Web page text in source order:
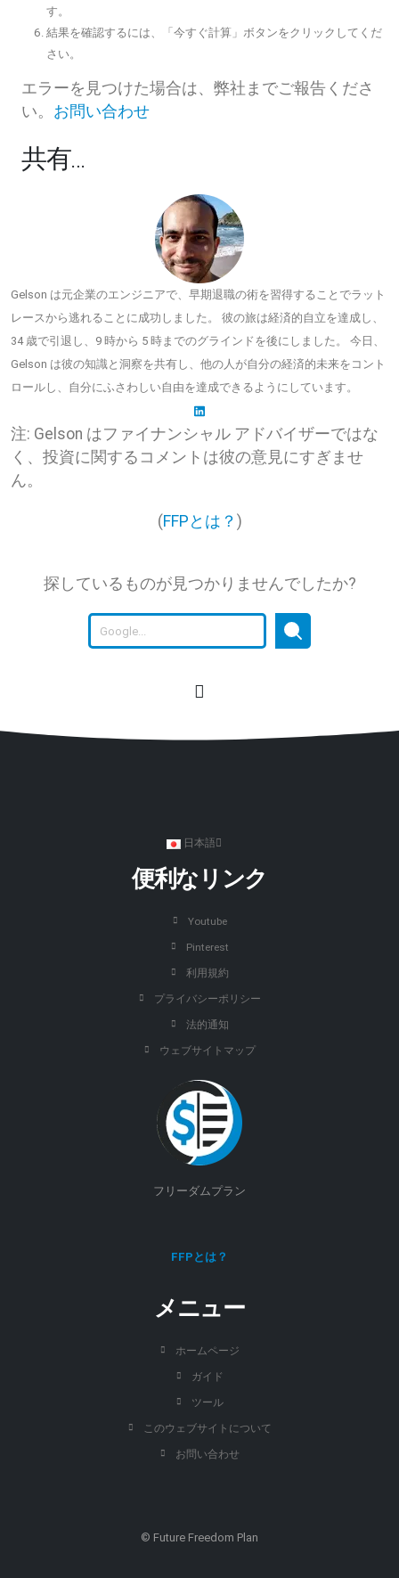
す。
結果を確認するには、「今すぐ計算」ボタンをクリックしてくだ
さい。
エラーを見つけた場合は、弊社までご報告くださ
い。 お問い合わせ
共有…
Gelson は元企業のエンジニアで、早期退職の術を習得することでラット
レースから逃れることに成功しました。 彼の旅は経済的自立を達成し、
34 歳で引退し、9 時から 5 時までのグラインドを後にしました。 今日、
Gelson は彼の知識と洞察を共有し、他の人が自分の経済的未来をコント
ロールし、自分にふさわしい自由を達成できるようにしています。
注: Gelson はファイナンシャル アドバイザーではな
く、投資に関するコメントは彼の意見にすぎませ
ん。
(FFPとは？ )
探しているものが見つかりませんでしたか?
日本語
便利なリンク
Youtube
Pinterest
利用規約
プライバシーポリシー
法的通知
ウェブサイトマップ
フリーダムプラン
FFPとは？
メニュー
ホームページ
ガイド
ツール
このウェブサイトについて
お問い合わせ
© Future Freedom Plan